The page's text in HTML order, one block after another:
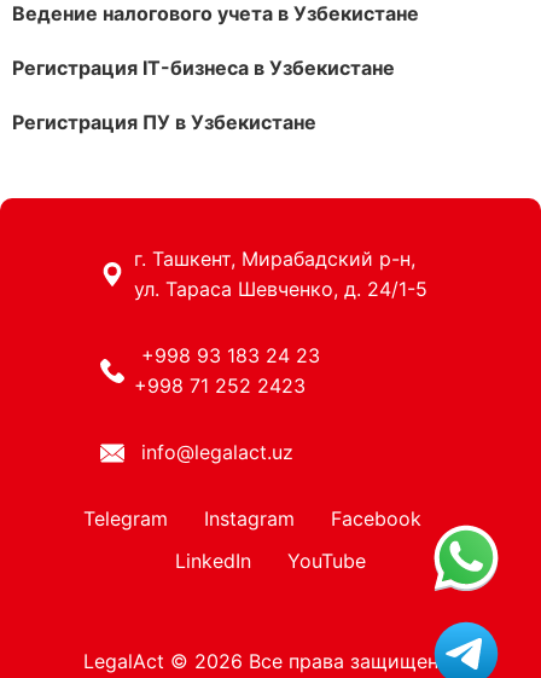
Ведение налогового учета в Узбекистане
Регистрация IT-бизнеса в Узбекистане
Регистрация ПУ в Узбекистане
г. Ташкент, Мирабадский р-н,
ул. Тараса Шевченко, д. 24/1-5
+998 93 183 24 23
+998 71 252 2423
info@legalact.uz
Telegram Instagram
Facebook
LinkedIn
YouTube
LegalAct © 2026 Все права защищены.